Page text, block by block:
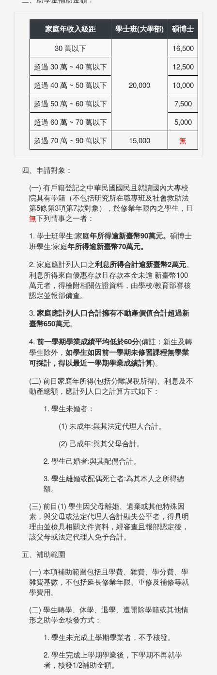
家庭年收入級距 學士班(大學部) 碩博士
30 萬以下
20,000
16,500
超過 30 萬 ~ 40 萬以下
12,500
超過 40 萬 ~ 50 萬以下
10,000
超過 50 萬 ~ 60 萬以下
7,500
超過 60 萬 ~ 70 萬以下
5,000
超過 70 萬 ~ 90 萬以下
15,000 無
四、申請對象：
(一) 有戶籍登記之中華民國國民且就讀國內大專校
院具有學籍（不包括研究所在職專班及社會救助法
第5條第3項第7款對象），於修業年限內之學生，且
無下列情事之一者：
1. 學士班學生:家庭年所得逾新臺幣90萬元。碩博士
班學生:家庭年所得逾新臺幣70萬元。
2. 家庭應計列人口之利息所得合計逾新臺幣2萬元。
利息所得來自優惠存款且存款本金未逾 新臺幣100
萬元者，得檢附相關佐證資料，由學校/教育部審核
認定並報部備查。
3.家庭應計列人口合計擁有不動產價值合計超過新
臺幣650萬元。
4.前一學期學業成績平均低於60分(備註：新生及轉
學生除外，如學生如因前一學期未修習課程無學業
可採計，得以最近一學期學業成績計算)。
(二) 前目家庭年所得(包括分離課稅所得)、利息及不
動產總額，應計列人口之計算方式如下：
1. 學生未婚者：
(1) 未成年:與其法定代理人合計。
(2) 己成年:與其父母合計。
2. 學生己婚者:與其配偶合計。
3. 學生離婚或配偶死亡者:為其本人之所得總
額。
(三) 前目(1) 學生因父母離婚、遺棄或其他特殊因
素，與父母或法定代理人合計顯失公平者，得具明
理由並檢具相關文件資料，經審查且報部認定後，
該父母或法定代理人免予合計。
五、補助範圍
(一) 本項補助範圍包括且學費、雜費、學分費、學
雜費基數，不包括延長修業年限、重修及補修等就
學費用。
(二) 學生轉學、休學、退學、遭開除學籍或其他情
形之助學金核發方式：
1. 學生未完成上學期學業者，不予核發。
2. 學生完成上學期學業後，下學期不再就學
者，核發1/2補助金額。